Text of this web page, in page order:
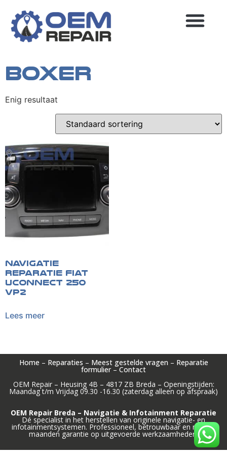
Boxer
Enig resultaat
Navigatie
reparatie Fiat
Uconnect 250
VP2
Lees meer
Home – Reparaties – Meest gestelde vragen – Reparatie
formulier–Contact
OEM Repair – Heusing 4B – 4817 ZB Breda – Openingstijden:
Maandag t/m Vrijdag 09.30 -16.30 (zaterdag alleen op afspraak)
OEM Repair Breda – Navigatie & Infotainment Reparatie
Dé specialist in het herstellen van originele navigatie- en
infotainmentsystemen. Professioneel, betrouwbaar en met 12
maanden garantie op uitgevoerde werkzaamheden.